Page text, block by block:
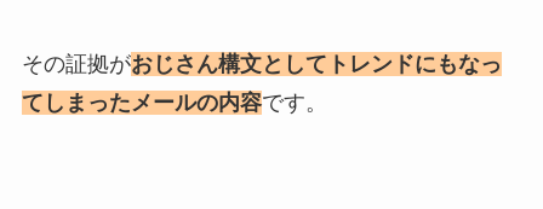
その証拠がおじさん構文としてトレンドにもなっ
てしまったメールの内容です。